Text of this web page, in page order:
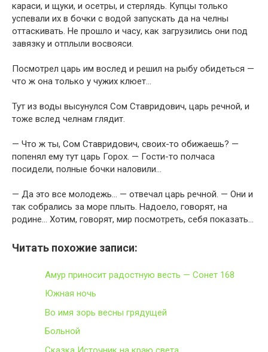
караси, и щуки, и осетры, и стерлядь. Купцы только
успевали их в бочки с водой запускать да на челны
оттаскивать. Не прошло и часу, как загрузились они под
завязку и отплыли восвояси.
Посмотрел царь им вослед и решил на рыбу обидеться —
что ж она только у чужих клюет…
Тут из воды высунулся Сом Ставридович, царь речной, и
тоже вслед челнам глядит.
— Что ж ты, Сом Ставридович, своих-то обижаешь? —
попенял ему тут царь Горох. — Гости-то полчаса
посидели, полные бочки наловили…
— Да это все молодежь… — отвечал царь речной. — Они и
так собрались за море плыть. Надоело, говорят, на
родине… Хотим, говорят, мир посмотреть, себя показать…
Читать похожие записи:
Амур приносит радостную весть — Сонет 168
Южная ночь
Во имя зорь весны грядущей
Больной